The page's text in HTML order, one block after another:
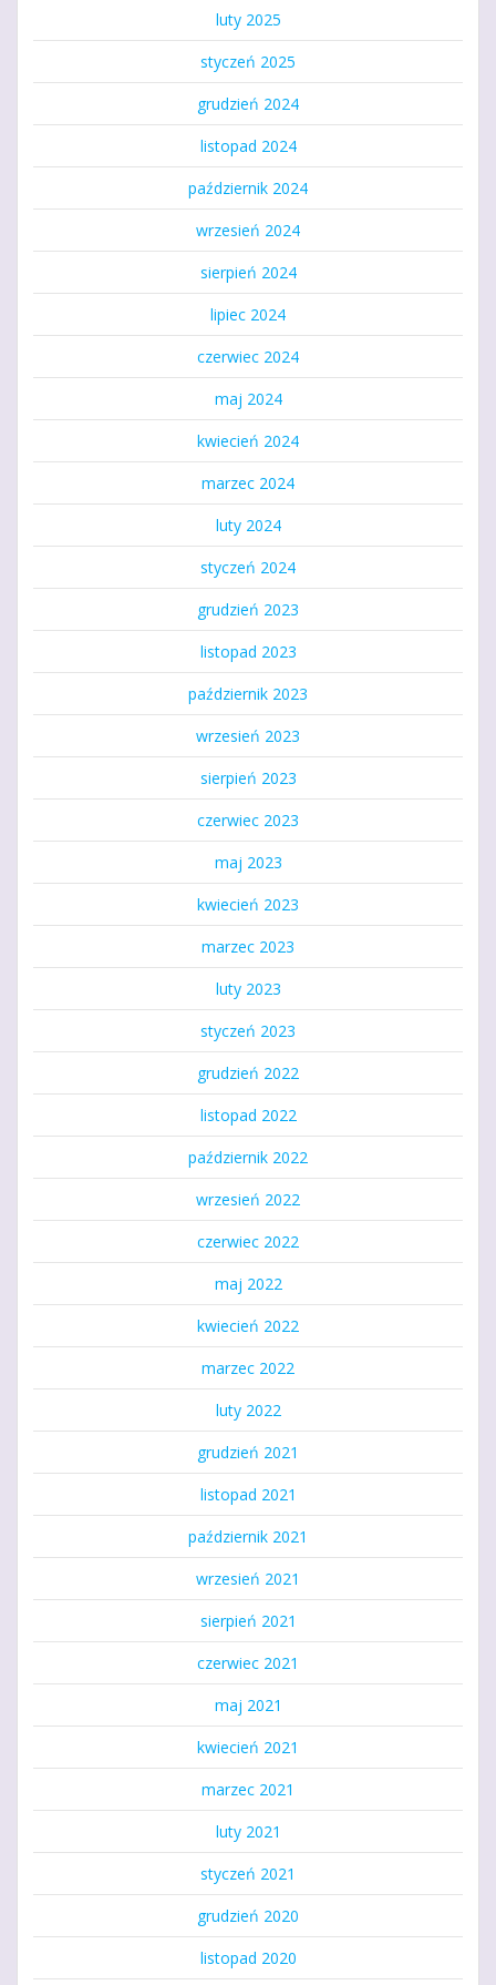
luty 2025
styczeń 2025
grudzień 2024
listopad 2024
październik 2024
wrzesień 2024
sierpień 2024
lipiec 2024
czerwiec 2024
maj 2024
kwiecień 2024
marzec 2024
luty 2024
styczeń 2024
grudzień 2023
listopad 2023
październik 2023
wrzesień 2023
sierpień 2023
czerwiec 2023
maj 2023
kwiecień 2023
marzec 2023
luty 2023
styczeń 2023
grudzień 2022
listopad 2022
październik 2022
wrzesień 2022
czerwiec 2022
maj 2022
kwiecień 2022
marzec 2022
luty 2022
grudzień 2021
listopad 2021
październik 2021
wrzesień 2021
sierpień 2021
czerwiec 2021
maj 2021
kwiecień 2021
marzec 2021
luty 2021
styczeń 2021
grudzień 2020
listopad 2020